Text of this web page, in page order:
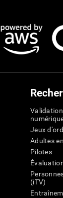
Jeux
Adultes
Pilotes
(iTV)